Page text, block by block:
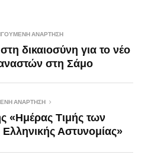
ΑΝΆΡΤΗΣΗ
δικαιοσύνη για το νέο
στη Σάμο
ΑΝΆΡΤΗΣΗ
«Ημέρας Τιμής των
Αστυνομίας»